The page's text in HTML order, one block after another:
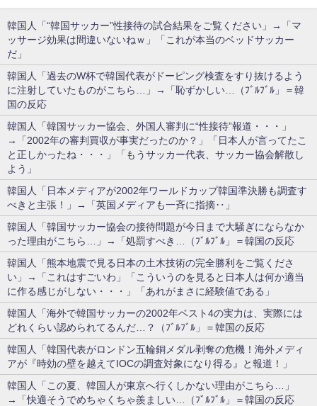
韓国人「“韓国サッカー”性接待の試合結果をご覧ください」→「マ
ッサージ効果は間違いないねｗ」「これが本当のベッドサッカー
だ」
韓国人「過去のW杯で韓国代表がドーピング検査をすり抜けるよう
に注射していたものがこちら…」→「恥ずかしい…（ﾌﾞﾙﾌﾞﾙ」＝韓
国の反応
韓国人「韓国サッカー協会、外国人審判に“性接待”報道・・・」
→「2002年の審判買収が事実だったのか？」「日本人が言ってたこ
と正しかったね・・・」「もうサッカー代表、サッカー協会解散し
よう」
韓国人「日本メディアが2002年ワールドカップ韓国準決勝も調査す
べきと主張！」→「英国メディアも一斉に指摘‥」
韓国人「韓国サッカー協会の接待問題が今日まで大騒ぎにならなか
った理由がこちら…」→「処罰すべき…（ﾌﾞﾙﾌﾞﾙ」＝韓国の反応
韓国人「熊本地震で見る日本の土木技術の完全勝利をご覧くださ
い」→「これはすごいわ」「こういうのを見ると日本人は何か適当
に作る感じがしない・・・」「あれがまさに経験値である」
韓国人「海外で韓国サッカーの2002年ベスト4の実力は、実際には
どれくらい認められてるんだ…？（ﾌﾞﾙﾌﾞﾙ」＝韓国の反応
韓国人「韓国代表がロンドン五輪銅メダル剥奪の危機！海外メディ
アが『時効の壁を越えてIOCの調査対象になり得る』と報道！」
韓国人「この夏、韓国人が東京へ行くしかない理由がこちら…」
→「快適そうでめちゃくちゃ羨ましい…（ﾌﾞﾙﾌﾞﾙ」＝韓国の反応